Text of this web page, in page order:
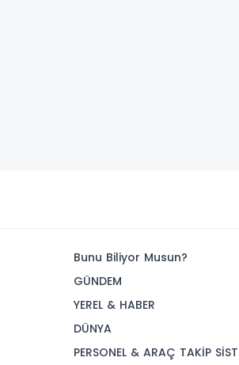
Bunu Biliyor Musun?
GÜNDEM
YEREL & HABER
DÜNYA
PERSONEL & ARAÇ TAKİP